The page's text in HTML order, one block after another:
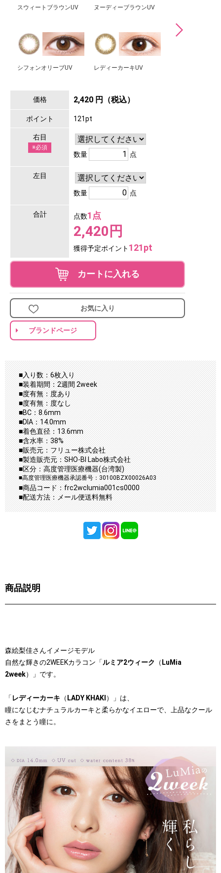
スウィートブラウンUV ヌーディーブラウンUV
シフォンオリーブUV レディーカーキUV
価格 2,420 円（税込）
ポイント 121pt
右目
※必須
数量 点
左目
数量 点
合計 点数1点
2,420円
獲得予定ポイント 121pt
カートに入れる
お気に入り
ブランドページ
■入り数：6枚入り
■装着期間：2週間 2week
■度有無：度あり
■度有無：度なし
■BC：8.6mm
■DIA：14.0mm
■着色直径：13.6mm
■含水率：38%
■販売元：フリュー株式会社
■製造販売元：SHO-BI Labo株式会社
■区分：高度管理医療機器(台湾製)
■高度管理医療機器承認番号：30100BZX00026A03
■商品コード：frc2wclumia001cs0000
■配送方法：メール便送料無料
商品説明
森絵梨佳さんイメージモデル
自然な輝きの2WEEKカラコン「ルミア2ウィーク （ LuMia
2week）」です。
「 レディーカーキ （ LADY KHAKI ）」は、
瞳になじむナチュラルカーキと柔らかなイエローで、上品なクール
さをまとう瞳に。